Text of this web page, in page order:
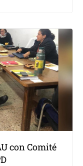
con Comité